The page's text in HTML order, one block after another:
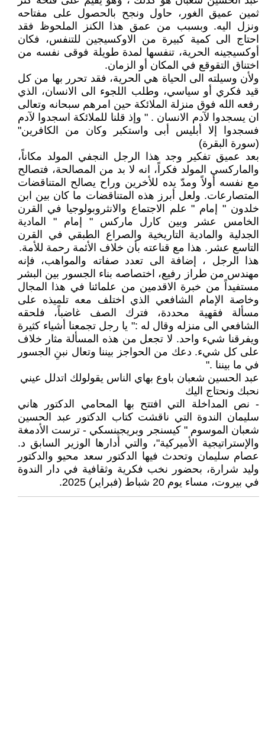
ثمين عميق الغور، حاول ونجح بالحصول على مفتاحه
ونزل اليه. وبسبب من عمق هذا الكنز الملحوظ فقد
احتاج الى كمية كبيرة من الاوكسيجين للتنفس، فكان
أوكسيجينه الحرية، تنفسها لمدة طويلة فوقى نفسه من
اختناق التقوقع في المكان أو الزمان.
ولأن وسيلته الى الحياة هي الحرية، فقد تحرر بها من كل
قيد فكري أو سياسي، وطلب اللجوء الى الانسان، الذي
رفعه الله فوق منزلة الملائكة حين امرهم سبحانه وتعالى
ان يسجدوا لآدم الانسان . " وإذ قلنا للملائكة اسجدوا لآدم
فسجدوا إلا أبليس أبى واستكبر وكان من الكافرين"
(سورة البقرة)
بعد عميق تفكير وجد هذا الرجل النجفي المولد مكاناً،
والماركسي المولد فكراً، انه لا بد من المصالحة، فتصالح
مع نفسه أولاً ومدّ يده للأخرين وراح يصالح المتناقضات
المتصارعات. ولعل أبرز هذه المتناقضات ما كان بين ابن
خلدون " إمام " علم الاجتماع والانثروبولوجيا في القرن
الخامس عشر وبين كارل ماركس " إمام " المادية
الجدلية والمادية التاريخية والصراع الطبقي في القرن
التاسع عشر. هذا مع قناعته بأن خلاف الأئمة رحمة للأمة.
هذا الرجل ، إضافة الى تعدد صفاته والمواهب، فإنه
مهندس من طراز رفيع، اختصاصه بناء الجسور بين البشر
مستفيداً من خبرة الاقدمين من علمائنا في هذا المجال
وخاصة الإمام الشافعي الذي اختلف معه تلميذه على
مسألة فقهية محددة، فترك الصف غاضباً، فلحقه
الشافعي الى منزله وقال له :" يا رجل تجمعنا أشياء كثيرة
ويفرقنا شيء واحد. لا تجعل من هذه المسألة مثار خلاف
على كل شيء. دعك من الحواجز بيننا وتعال نبنِ الجسور
في ما بيننا ."
عبد الحسين شعبان باوع بهاي الناس يقولولك اتدلل عيني
نحبك ونحتاج اليك
- نص المداخلة التي افتتح بها المحامي الدكتور هاني
سليمان الندوة التي ناقشت كتاب الدكتور عبد الحسين
شعبان الموسوم " كيسنجر وبريجينسكي - ترست الأدمغة
والإستراتيجية الأميركية"، والتي أدارها الوزير السابق د.
عصام سليمان وتحدث فيها الدكتور سعد محيو والدكتور
وليد شرارة، بحضور نخب فكرية وثقافية في دار الندوة
في بيروت، مساء يوم 20 شباط (فبراير) 2025.